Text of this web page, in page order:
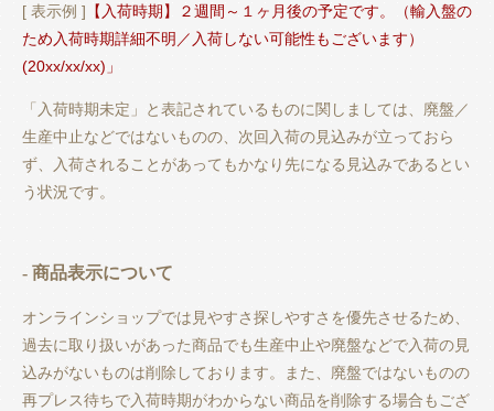
[ 表示例 ] 【入荷時期】２週間～１ヶ月後の予定です。（輸入盤の
ため入荷時期詳細不明／入荷しない可能性もございます）
(20xx/xx/xx)」
「入荷時期未定」と表記されているものに関しましては、廃盤／
生産中止などではないものの、次回入荷の見込みが立っておら
ず、入荷されることがあってもかなり先になる見込みであるとい
う状況です。
- 商品表示について
オンラインショップでは見やすさ探しやすさを優先させるため、
過去に取り扱いがあった商品でも生産中止や廃盤などで入荷の見
込みがないものは削除しております。また、廃盤ではないものの
再プレス待ちで入荷時期がわからない商品を削除する場合もござ